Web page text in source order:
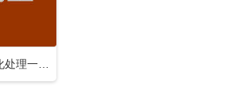
化工残留危化品无害化处理一站式服务